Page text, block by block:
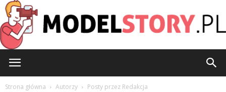
Strona główna Autorzy Posty przez Redakcja